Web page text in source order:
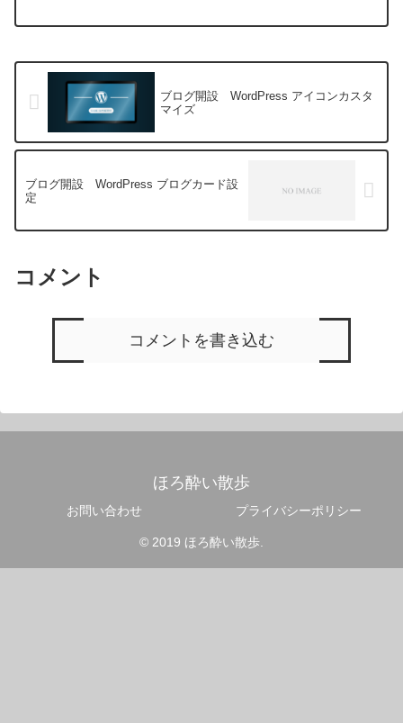
ブログ開設 WordPress アイコンカスタ
マイズ
ブログ開設 WordPress ブログカード設
定
コメント
コメントを書き込む
ほろ酔い散歩
お問い合わせ プライバシーポリシー
© 2019 ほろ酔い散歩.